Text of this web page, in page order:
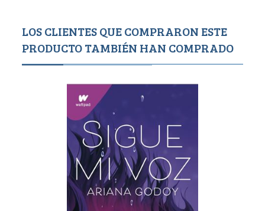
LOS CLIENTES QUE COMPRARON ESTE
PRODUCTO TAMBIÉN HAN COMPRADO